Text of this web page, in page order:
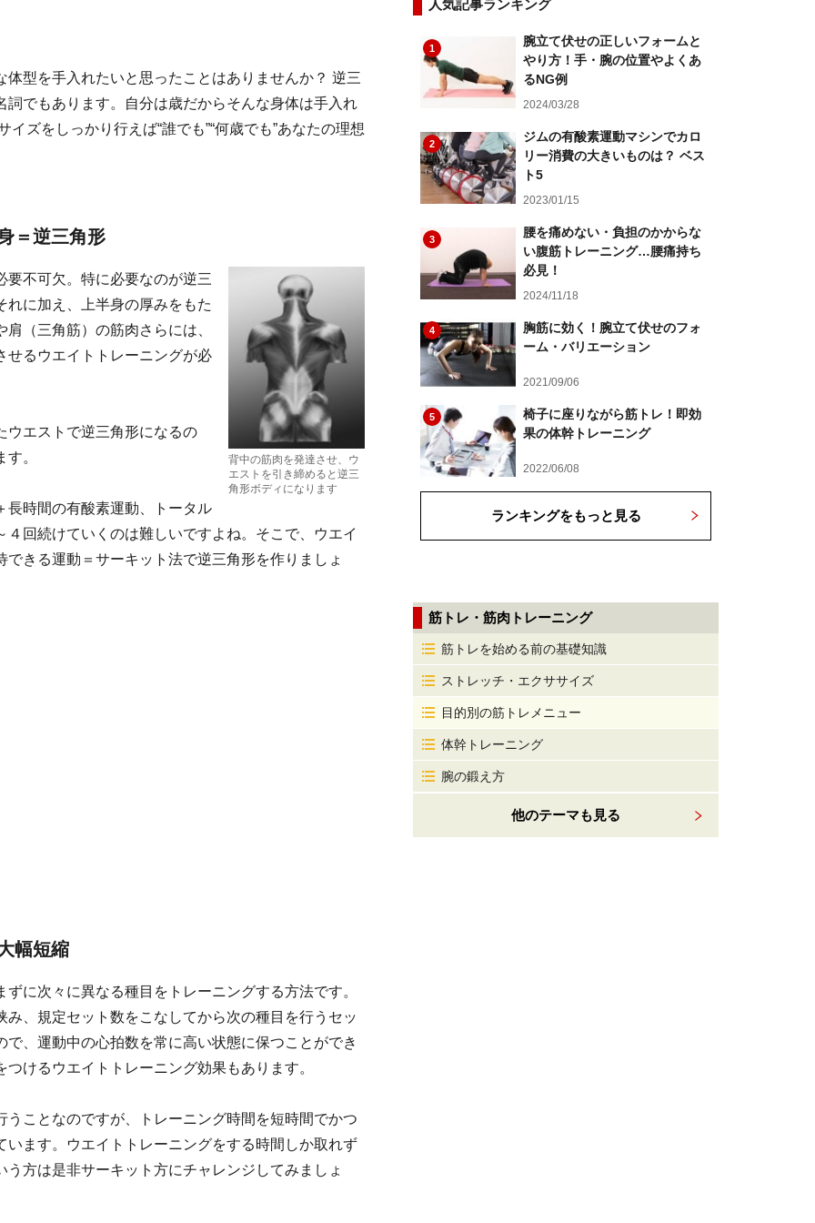
型を手入れたいと思ったことはありませんか？ 逆三
でもあります。自分は歳だからそんな身体は手入れ
ズをしっかり行えば“誰でも”“何歳でも”あなたの理想
＝逆三角形
背中の筋肉を発達させ、ウ
エストを引き締めると逆三
角形ボディになります
要不可欠。特に必要なのが逆三
に加え、上半身の厚みをもた
（三角筋）の筋肉さらには、
せるウエイトトレーニングが必
ウエストで逆三角形になるの
。
長時間の有酸素運動、トータル
回続けていくのは難しいですよね。そこで、ウエイ
きる運動＝サーキット法で逆三角形を作りましょ
幅短縮
に次々に異なる種目をトレーニングする方法です。
、規定セット数をこなしてから次の種目を行うセッ
、運動中の心拍数を常に高い状態に保つことができ
けるウエイトトレーニング効果もあります。
ことなのですが、トレーニング時間を短時間でかつ
ます。ウエイトトレーニングをする時間しか取れず
方は是非サーキット方にチャレンジしてみましょ
人気記事ランキング
1
腕立て伏せの正しいフォームと
やり方！手・腕の位置やよくあ
るNG例
2024/03/28
2
ジムの有酸素運動マシンでカロ
リー消費の大きいものは？ ベス
ト5
2023/01/15
3
腰を痛めない・負担のかからな
い腹筋トレーニング…腰痛持ち
必見！
2024/11/18
4
胸筋に効く！腕立て伏せのフォ
ーム・バリエーション
2021/09/06
5
椅子に座りながら筋トレ！即効
果の体幹トレーニング
2022/06/08
ランキングをもっと見る
筋トレ・筋肉トレーニング
筋トレを始める前の基礎知識
ストレッチ・エクササイズ
目的別の筋トレメニュー
体幹トレーニング
腕の鍛え方
他のテーマも見る